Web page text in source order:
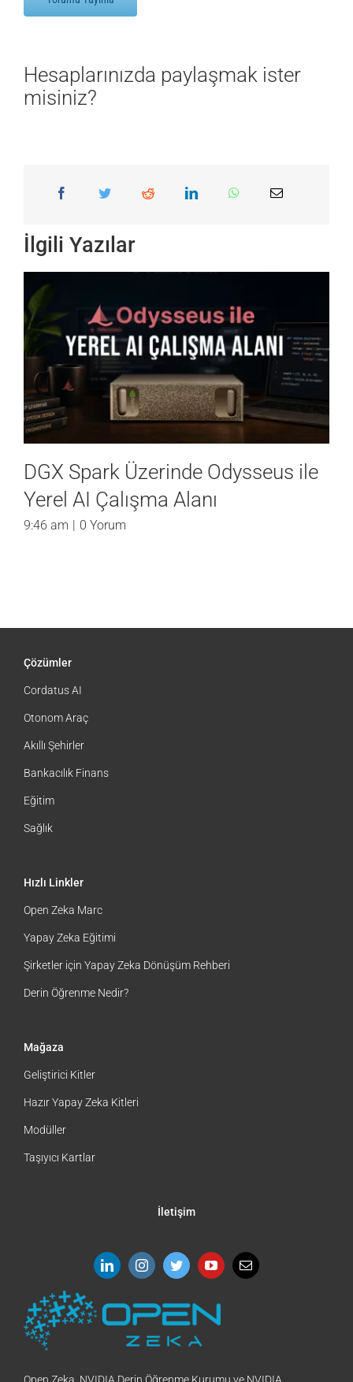
Hesaplarınızda paylaşmak ister
misiniz?
İlgili Yazılar
DGX Spark Üzerinde Unsloth ile
Yerel Model İnce Ayarı (Fine-
Tuning)
Çözümler
Cordatus AI
Otonom Araç
Akıllı Şehirler
Bankacılık Finans
Eğitim
Hızlı Linkler
Open Zeka Marc
Yapay Zeka Eğitimi
Şirketler için Yapay Zeka Dönüşüm Rehberi
Mağaza
Geliştirici Kitler
Hazır Yapay Zeka Kitleri
Modüller